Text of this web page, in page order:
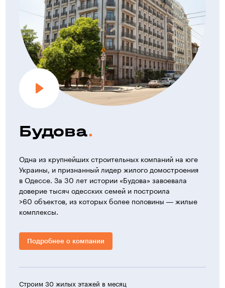
Будова
Одна из крупнейших строительных компаний на юге
Украины, и признанный лидер жилого домостроения
в Одессе. За 30 лет истории «Будова» завоевала
доверие тысяч одесских семей и построила
>60 объектов, из которых более половины — жилые
комплексы.
Подробнее о компании
Строим 30 жилых этажей в месяц